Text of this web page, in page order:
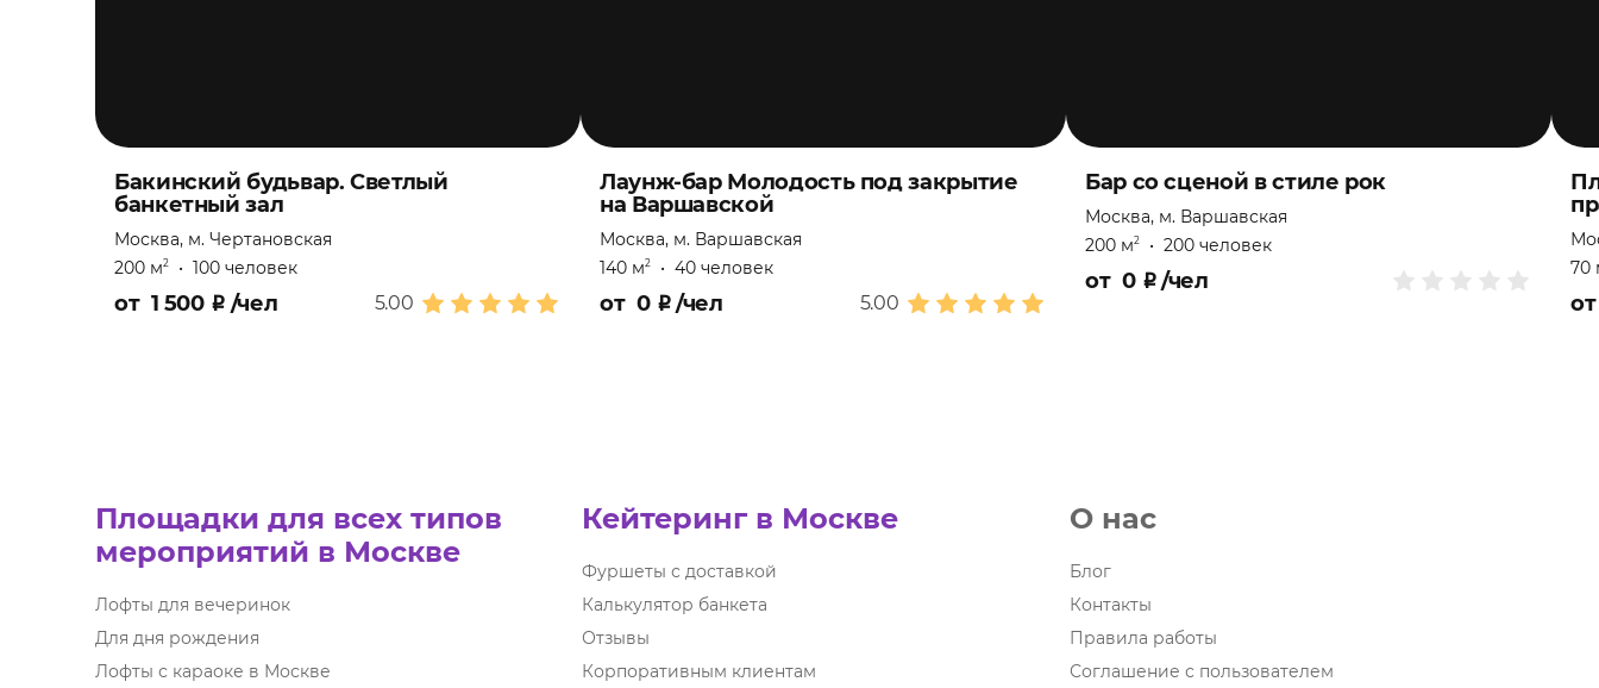
Бакинский будьвар. Светлый
банкетный зал
Москва, м. Чертановская
200 м2 • 100 человек
5.00
от 1 500 ₽ /чел
Лаунж-бар Молодость под закрытие
на Варшавской
Москва, м. Варшавская
140 м2 • 40 человек
5.00
от 0 ₽/чел
Бар со сценой в стиле рок
Москва, м. Варшавская
200 м2 • 200 человек
от 0 ₽/чел
70
Площадки для всех типов
мероприятий в Москве
Лофты для вечеринок
Для дня рождения
Лофты с караоке в Москве
Кейтеринг в Москве
Фуршеты с доставкой
Калькулятор банкета
Отзывы
Корпоративным клиентам
О нас
Блог
Контакты
Правила работы
Соглашение с пользователем